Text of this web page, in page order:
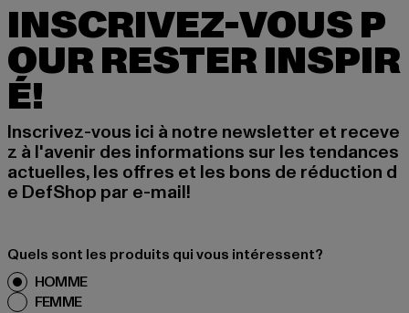
INSCRIVEZ-VOUS P
OUR RESTER INSPIR
É!
Inscrivez-vous ici à notre newsletter et receve
z à l'avenir des informations sur les tendances
actuelles, les offres et les bons de réduction d
e DefShop par e-mail!
Quels sont les produits qui vous intéressent?
HOMME
FEMME